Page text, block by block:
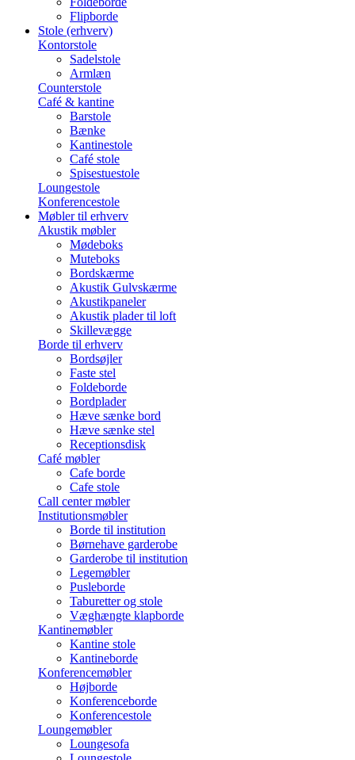
Flipborde
Stole (erhverv)
Kontorstole
Sadelstole
Armlæn
Counterstole
Café & kantine
Barstole
Bænke
Kantinestole
Café stole
Spisestuestole
Loungestole
Konferencestole
Møbler til erhverv
Akustik møbler
Mødeboks
Muteboks
Bordskærme
Akustik Gulvskærme
Akustikpaneler
Akustik plader til loft
Skillevægge
Borde til erhverv
Bordsøjler
Faste stel
Foldeborde
Bordplader
Hæve sænke bord
Hæve sænke stel
Receptionsdisk
Café møbler
Cafe borde
Cafe stole
Call center møbler
Institutionsmøbler
Borde til institution
Børnehave garderobe
Garderobe til institution
Legemøbler
Pusleborde
Taburetter og stole
Væghængte klapborde
Kantinemøbler
Kantine stole
Kantineborde
Konferencemøbler
Højborde
Konferenceborde
Konferencestole
Loungemøbler
Loungesofa